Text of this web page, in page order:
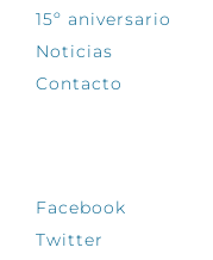
15º aniversario
Noticias
Contacto
Facebook
Twitter